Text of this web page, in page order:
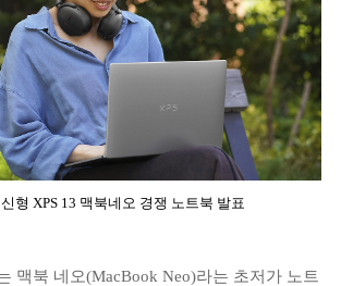
형 XPS 13 맥북네오 경쟁 노트북 발표
맥북 네오(MacBook Neo)라는 초저가 노트